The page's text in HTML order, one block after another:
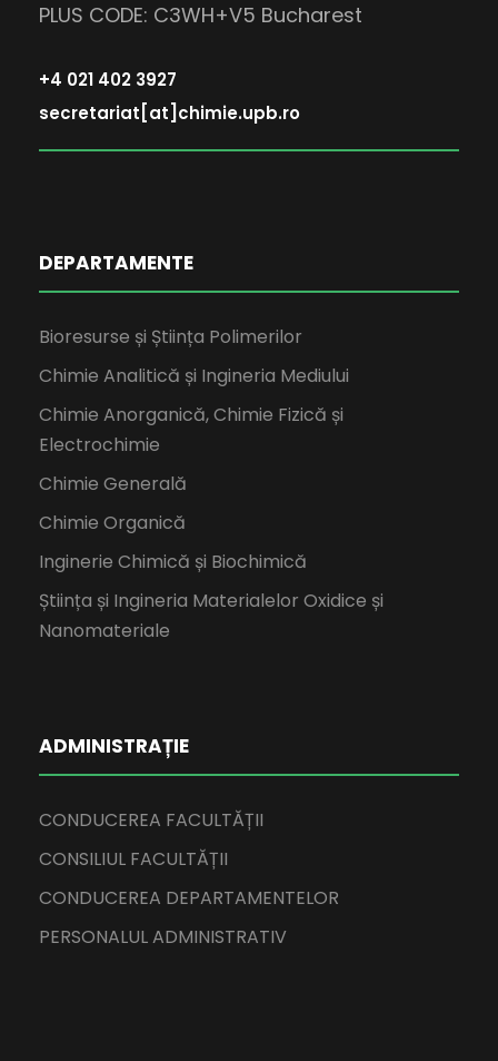
PLUS CODE: C3WH+V5 Bucharest
+4 021 402 3927
secretariat[at]chimie.upb.ro
DEPARTAMENTE
Bioresurse și Știința Polimerilor
Chimie Analitică și Ingineria Mediului
Chimie Anorganică, Chimie Fizică și
Electrochimie
Chimie Generală
Chimie Organică
Inginerie Chimică și Biochimică
Știința și Ingineria Materialelor Oxidice și
Nanomateriale
ADMINISTRAȚIE
CONDUCEREA FACULTĂȚII
CONSILIUL FACULTĂȚII
CONDUCEREA DEPARTAMENTELOR
PERSONALUL ADMINISTRATIV